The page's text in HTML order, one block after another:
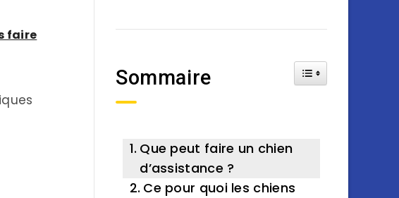
faire
Sommaire Toggle Table of
Que peut faire un chien
d’assistance ?
Ce pour quoi les chiens